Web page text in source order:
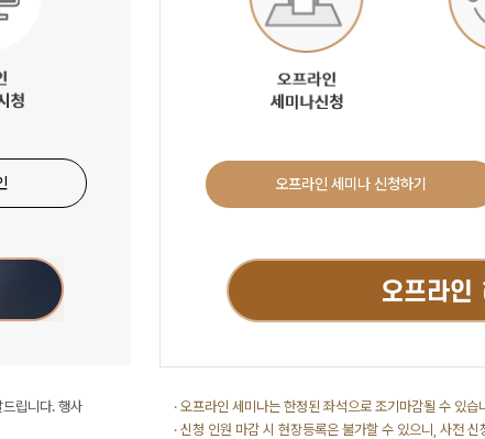
오프라인 세미나 신청하기
립니다. 행사
· 오프라인 세미나는 한정된 좌석으로 조기마감될 수 있습
· 신청 인원 마감 시 현장등록은 불가할 수 있으니, 사전